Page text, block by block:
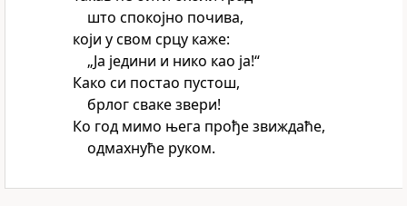
што спокојно почива,
који у свом срцу каже:
„Ја једини и нико као ја!“
Како си постао пустош,
брлог сваке звери!
Ко год мимо њега прође звиждаће,
одмахнуће руком.